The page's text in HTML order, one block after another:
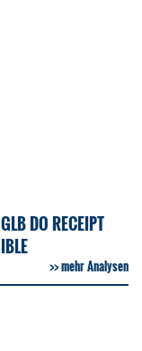
DO RECEIPT
mehr Analysen